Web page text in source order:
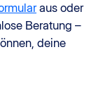
aus oder
Beratung –
deine